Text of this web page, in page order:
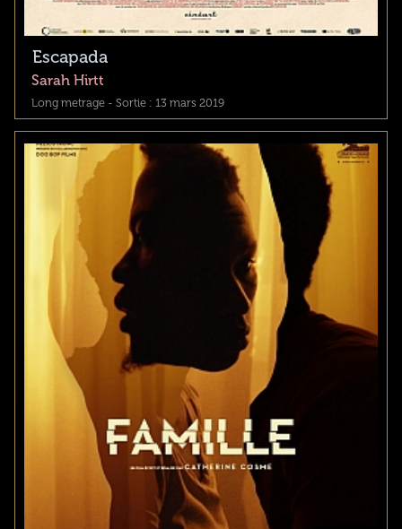
Escapada
Sarah Hirtt
Long metrage - Sortie : 13 mars 2019